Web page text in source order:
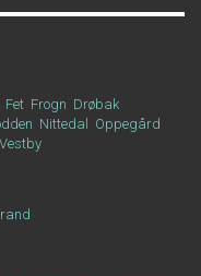
Fet Frogn Drøbak
Nittedal
Oppegård
Vestby